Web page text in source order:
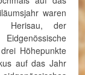
waren
Herisau, der
Höhepunkte
auf das Jahr